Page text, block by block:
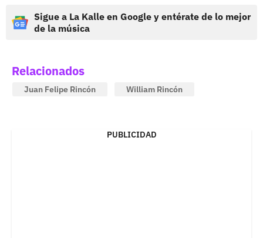
Sigue a La Kalle en Google y entérate de lo mejor
de la música
Relacionados
Juan Felipe Rincón William Rincón
PUBLICIDAD